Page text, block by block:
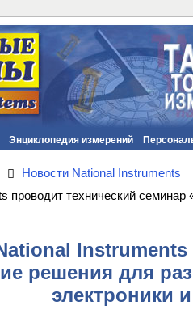
Энциклопедия измерений
Новости National Instruments
проводит технический
решения для
электроники